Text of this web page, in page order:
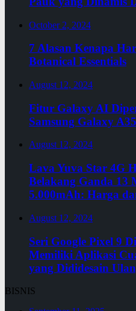
October 2, 2024
7 Alasan Kenapa
Botanical Essentials
August 12, 2024
Fitur Galaxy AI
Samsung Galaxy
August 12, 2024
Lava Yuva Star 4G
Belakang Ganda 13
5.000mAh: Harga
August 12, 2024
Seri Google Pixel 9
Memiliki Aplikasi
yang Dididesain
BISNIS